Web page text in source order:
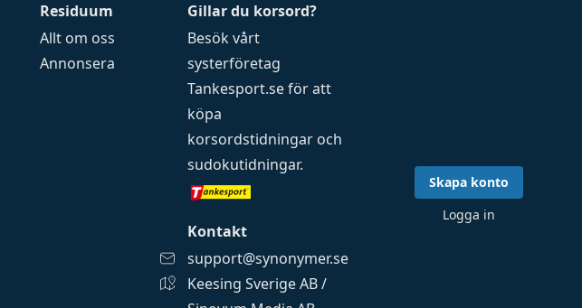
Residuum
Allt om oss
Annonsera
Gillar du korsord?
Besök vårt
systerföretag
Tankesport.seför att
köpa
korsordstidningar och
sudokutidningar.
Kontakt
support@synonymer.se
Keesing Sverige AB /
Skapa konto
Logga in